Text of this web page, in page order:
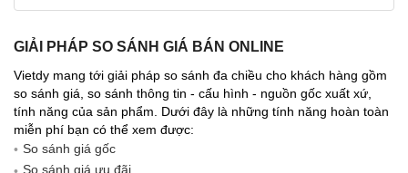
GIẢI PHÁP SO SÁNH GIÁ BÁN ONLINE
Vietdy mang tới giải pháp so sánh đa chiều cho khách hàng gồm
so sánh giá, so sánh thông tin - cấu hình - nguồn gốc xuất xứ,
tính năng của sản phẩm. Dưới đây là những tính năng hoàn toàn
miễn phí bạn có thể xem được:
So sánh giá gốc
So sánh giá ưu đãi